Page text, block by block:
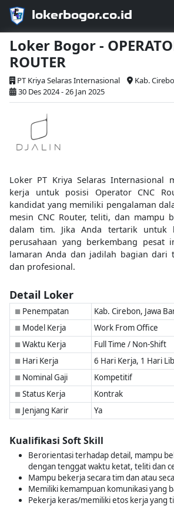
lokerbogor.co.id
Loker Bogor -
ROUTER
PT Kriya Selaras Internasional
Kab.
30 Des 2024 - 26 Jan 2025
Loker PT Kriya Selaras Internasional
kerja untuk posisi Operator CNC
kandidat yang memiliki pengalaman
mesin CNC Router, teliti, dan mampu
dalam tim. Jika Anda tertarik untuk
perusahaan yang berkembang pesat
lamaran Anda dan jadilah bagian dari
dan profesional.
Detail Loker
■ Penempatan Kab. Cirebon, Jawa
■ Model Kerja Work From Office
■ Waktu Kerja Full Time / Non-Shift
■ Hari Kerja 6 Hari Kerja, 1 Hari
■ Nominal Gaji Kompetitif
■ Status Kerja Kontrak
■ Jenjang Karir Ya
Kualifikasi Soft Skill
Berorientasi terhadap detail, mampu
dengan tenggat waktu ketat, teliti dan
Mampu bekerja secara tim dan atau
Memiliki kemampuan komunikasi yang
Pekerja keras/memiliki etos kerja yang